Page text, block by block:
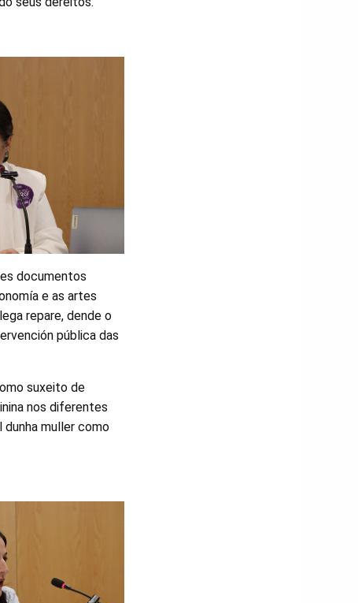
documentos
e as artes
repare, dende o
pública das
suxeito de
nos diferentes
muller como